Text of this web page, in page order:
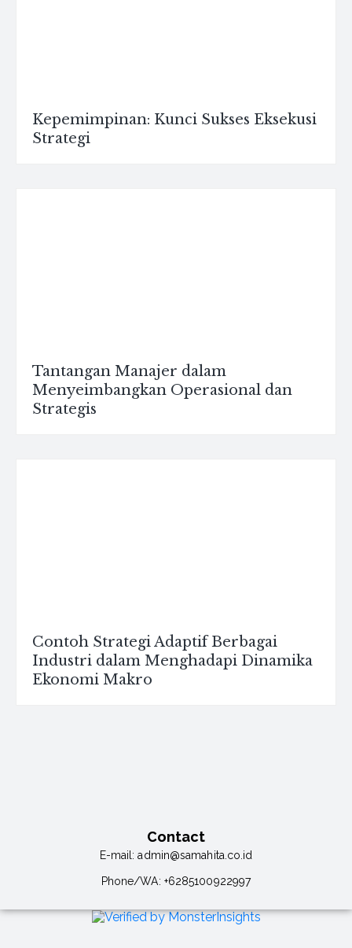
Kepemimpinan: Kunci Sukses Eksekusi
Strategi
Tantangan Manajer dalam
Menyeimbangkan Operasional dan
Strategis
Contoh Strategi Adaptif Berbagai
Industri dalam Menghadapi Dinamika
Ekonomi Makro
Contact
E-mail:admin@samahita.co.id
Phone/WA: +6285100922997